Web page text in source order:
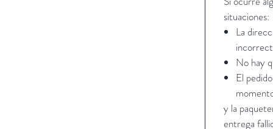
situaciones:
La
No hay
El
y la
entrega